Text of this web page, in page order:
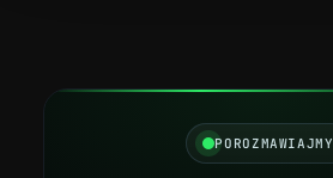
POROZMAWIAJMY